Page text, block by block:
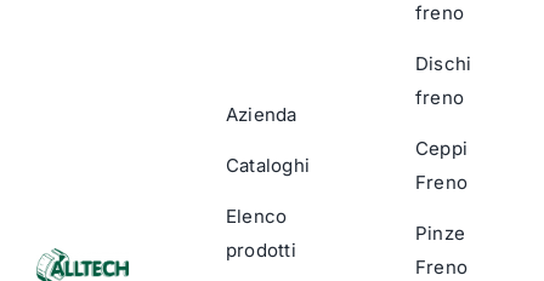
Azienda
Cataloghi
Elenco
prodotti
freno
Dischi
freno
Ceppi
Freno
Pinze
Freno